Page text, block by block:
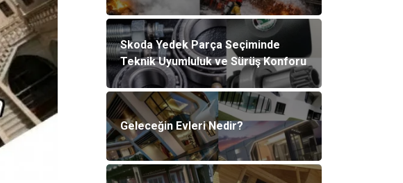
Skoda Yedek Parça Seçiminde
Teknik Uyumluluk ve Sürüş Konforu
Geleceğin Evleri Nedir?